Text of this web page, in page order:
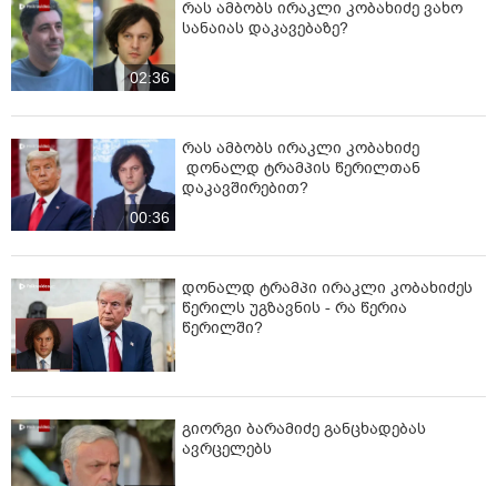
02:36
რას ამბობს ირაკლი კობახიძე ვახო
სანაიას დაკავებაზე?
00:36
რას ამბობს ირაკლი კობახიძე
დონალდ ტრამპის წერილთან
დაკავშირებით?
დონალდ ტრამპი ირაკლი კობახიძეს
წერილს უგზავნის - რა წერია
წერილში?
გიორგი ბარამიძე განცხადებას
ავრცელებს